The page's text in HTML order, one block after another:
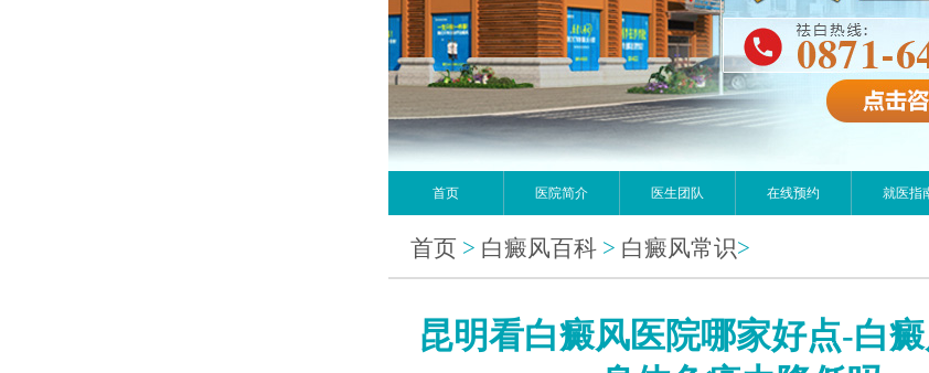
首页 医院简介 医生团队 在线预约 就医指
首页 > 白癜风百科 > 白癜风常识>
昆明看白癜风医院哪家好点-白